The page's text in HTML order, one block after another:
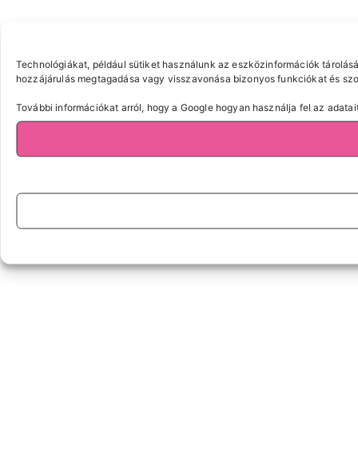
Technológiákat, például sütiket használunk az eszközinformációk
hozzájárulás megtagadása vagy visszavonása bizonyos funkciókat és
További információkat arról, hogy a Google hogyan használja fel az